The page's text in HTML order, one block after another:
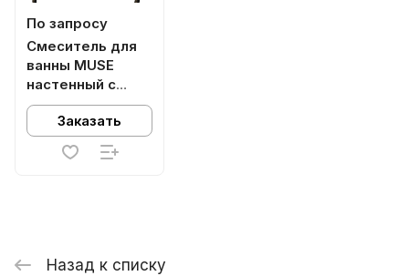
По запросу
Смеситель для
ванны MUSE
настенный с
переключателем,
потертая бронза
Заказать
Назад к списку